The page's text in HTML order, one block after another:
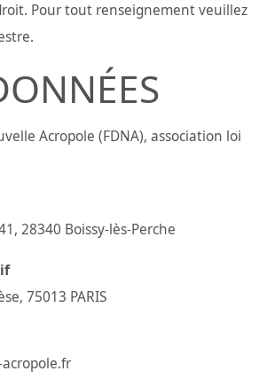
Pour tout renseignement veuillez
Acropole (FDNA), association loi
28340 Boissy-lès-Perche
75013 PARIS